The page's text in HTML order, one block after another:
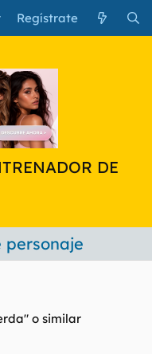
Regístrate
DE
personaje
o similar